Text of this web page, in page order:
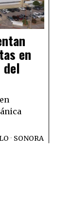
en
· SONORA